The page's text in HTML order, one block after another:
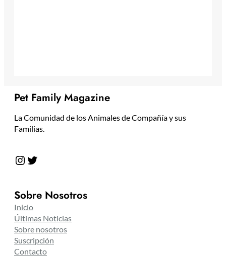
Pet Family Magazine
La Comunidad de los Animales de Compañía y sus
Familias.
Instagram Twitter
Sobre Nosotros
Inicio
Últimas Noticias
Sobre nosotros
Suscripción
Contacto